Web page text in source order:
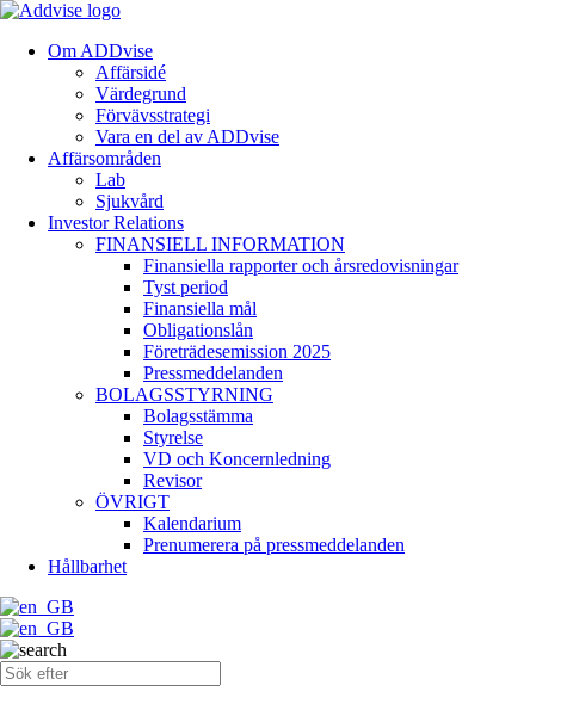
Om ADDvise
Affärsidé
Värdegrund
Förvävsstrategi
Vara en del av ADDvise
Affärsområden
Lab
Sjukvård
Investor Relations
FINANSIELL INFORMATION
Finansiella rapporter och årsredovisningar
Tyst period
Finansiella mål
Obligationslån
Företrädesemission 2025
Pressmeddelanden
BOLAGSSTYRNING
Bolagsstämma
Styrelse
VD och Koncernledning
Revisor
ÖVRIGT
Kalendarium
Prenumerera på pressmeddelanden
Hållbarhet